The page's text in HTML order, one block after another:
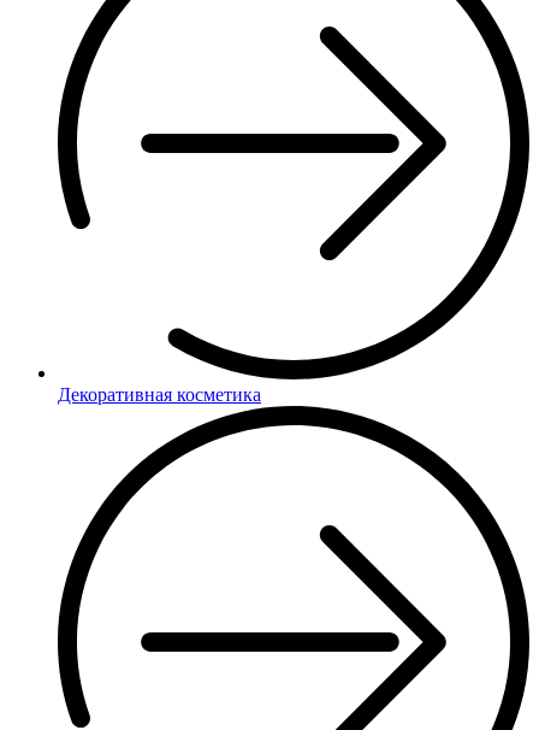
Декоративная косметика